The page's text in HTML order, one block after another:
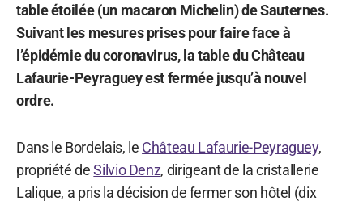
table étoilée (un macaron Michelin) de Sauternes.
Suivant les mesures prises pour faire face à
l’épidémie du coronavirus, la table du Château
Lafaurie-Peyraguey est fermée jusqu’à nouvel
ordre.
Dans le Bordelais, le Château Lafaurie-Peyraguey,
propriété deSilvio Denz, dirigeant de la cristallerie
Lalique, a pris la décision de fermer son hôtel (dix